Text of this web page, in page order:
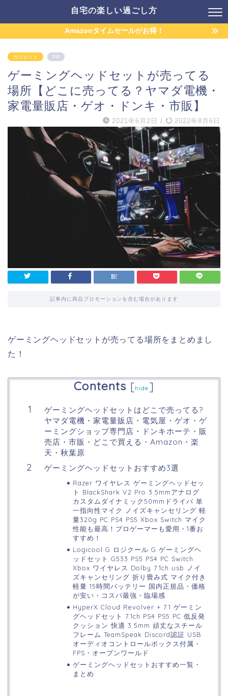
自宅の楽しい過ごし方
Amazonタイムセールがお得！
ガジェット PR
ゲーミングヘッドセットが売ってる
場所【どこに売ってる？ヤマダ電機・
家電量販店・ゲオ・ドンキ・市販】
2021年6月2日 / 2022年8月6日
記事内に商品プロモーションを含む場合があります
ゲーミングヘッドセットが売ってる場所をまとめまし
た！
Contents [hide ]
ゲーミングヘッドセットはどこで売ってる?
ヤマダ電機・家電量販店・電気屋・ゲオ・ゲ
ーミングショップ専門店・ドンキホーテ・販
売店・市販・どこで買える・Amazon・楽
天・秋葉原
ゲーミングヘッドセットおすすめ3選
Razer ワイヤレス ゲーミングヘッドセッ
ト BlackShark V2 Pro 3.5mmアナログ
カスタムダイナミック50mmドライバ 単
一指向性マイク ノイズキャンセリング 軽
量320g PC PS4 PS5 Xbox Switch マイク
性能も最高！プロゲーマーも愛用・1番お
すすめ！
Logicool G ロジクール G ゲーミングヘ
ッドセット G533 PS5 PS4 PC Switch
Xbox ワイヤレス Dolby 7.1ch usb ノイ
ズキャンセリング 折り畳み式 マイク付き
軽量 15時間バッテリー 国内正規品・価格
が安い・コスパ最強・臨場感
HyperX Cloud Revolver + 7.1 ゲーミン
グヘッドセット 7.1ch PS4 PS5 PC 低反発
クッション 快適 3.5mm 頑丈なスチール
フレーム TeamSpeak Discord認証 USB
オーディオコントロールボックス付属・
FPS・オープンワールド
ゲーミングヘッドセットおすすめ一覧・
まとめ